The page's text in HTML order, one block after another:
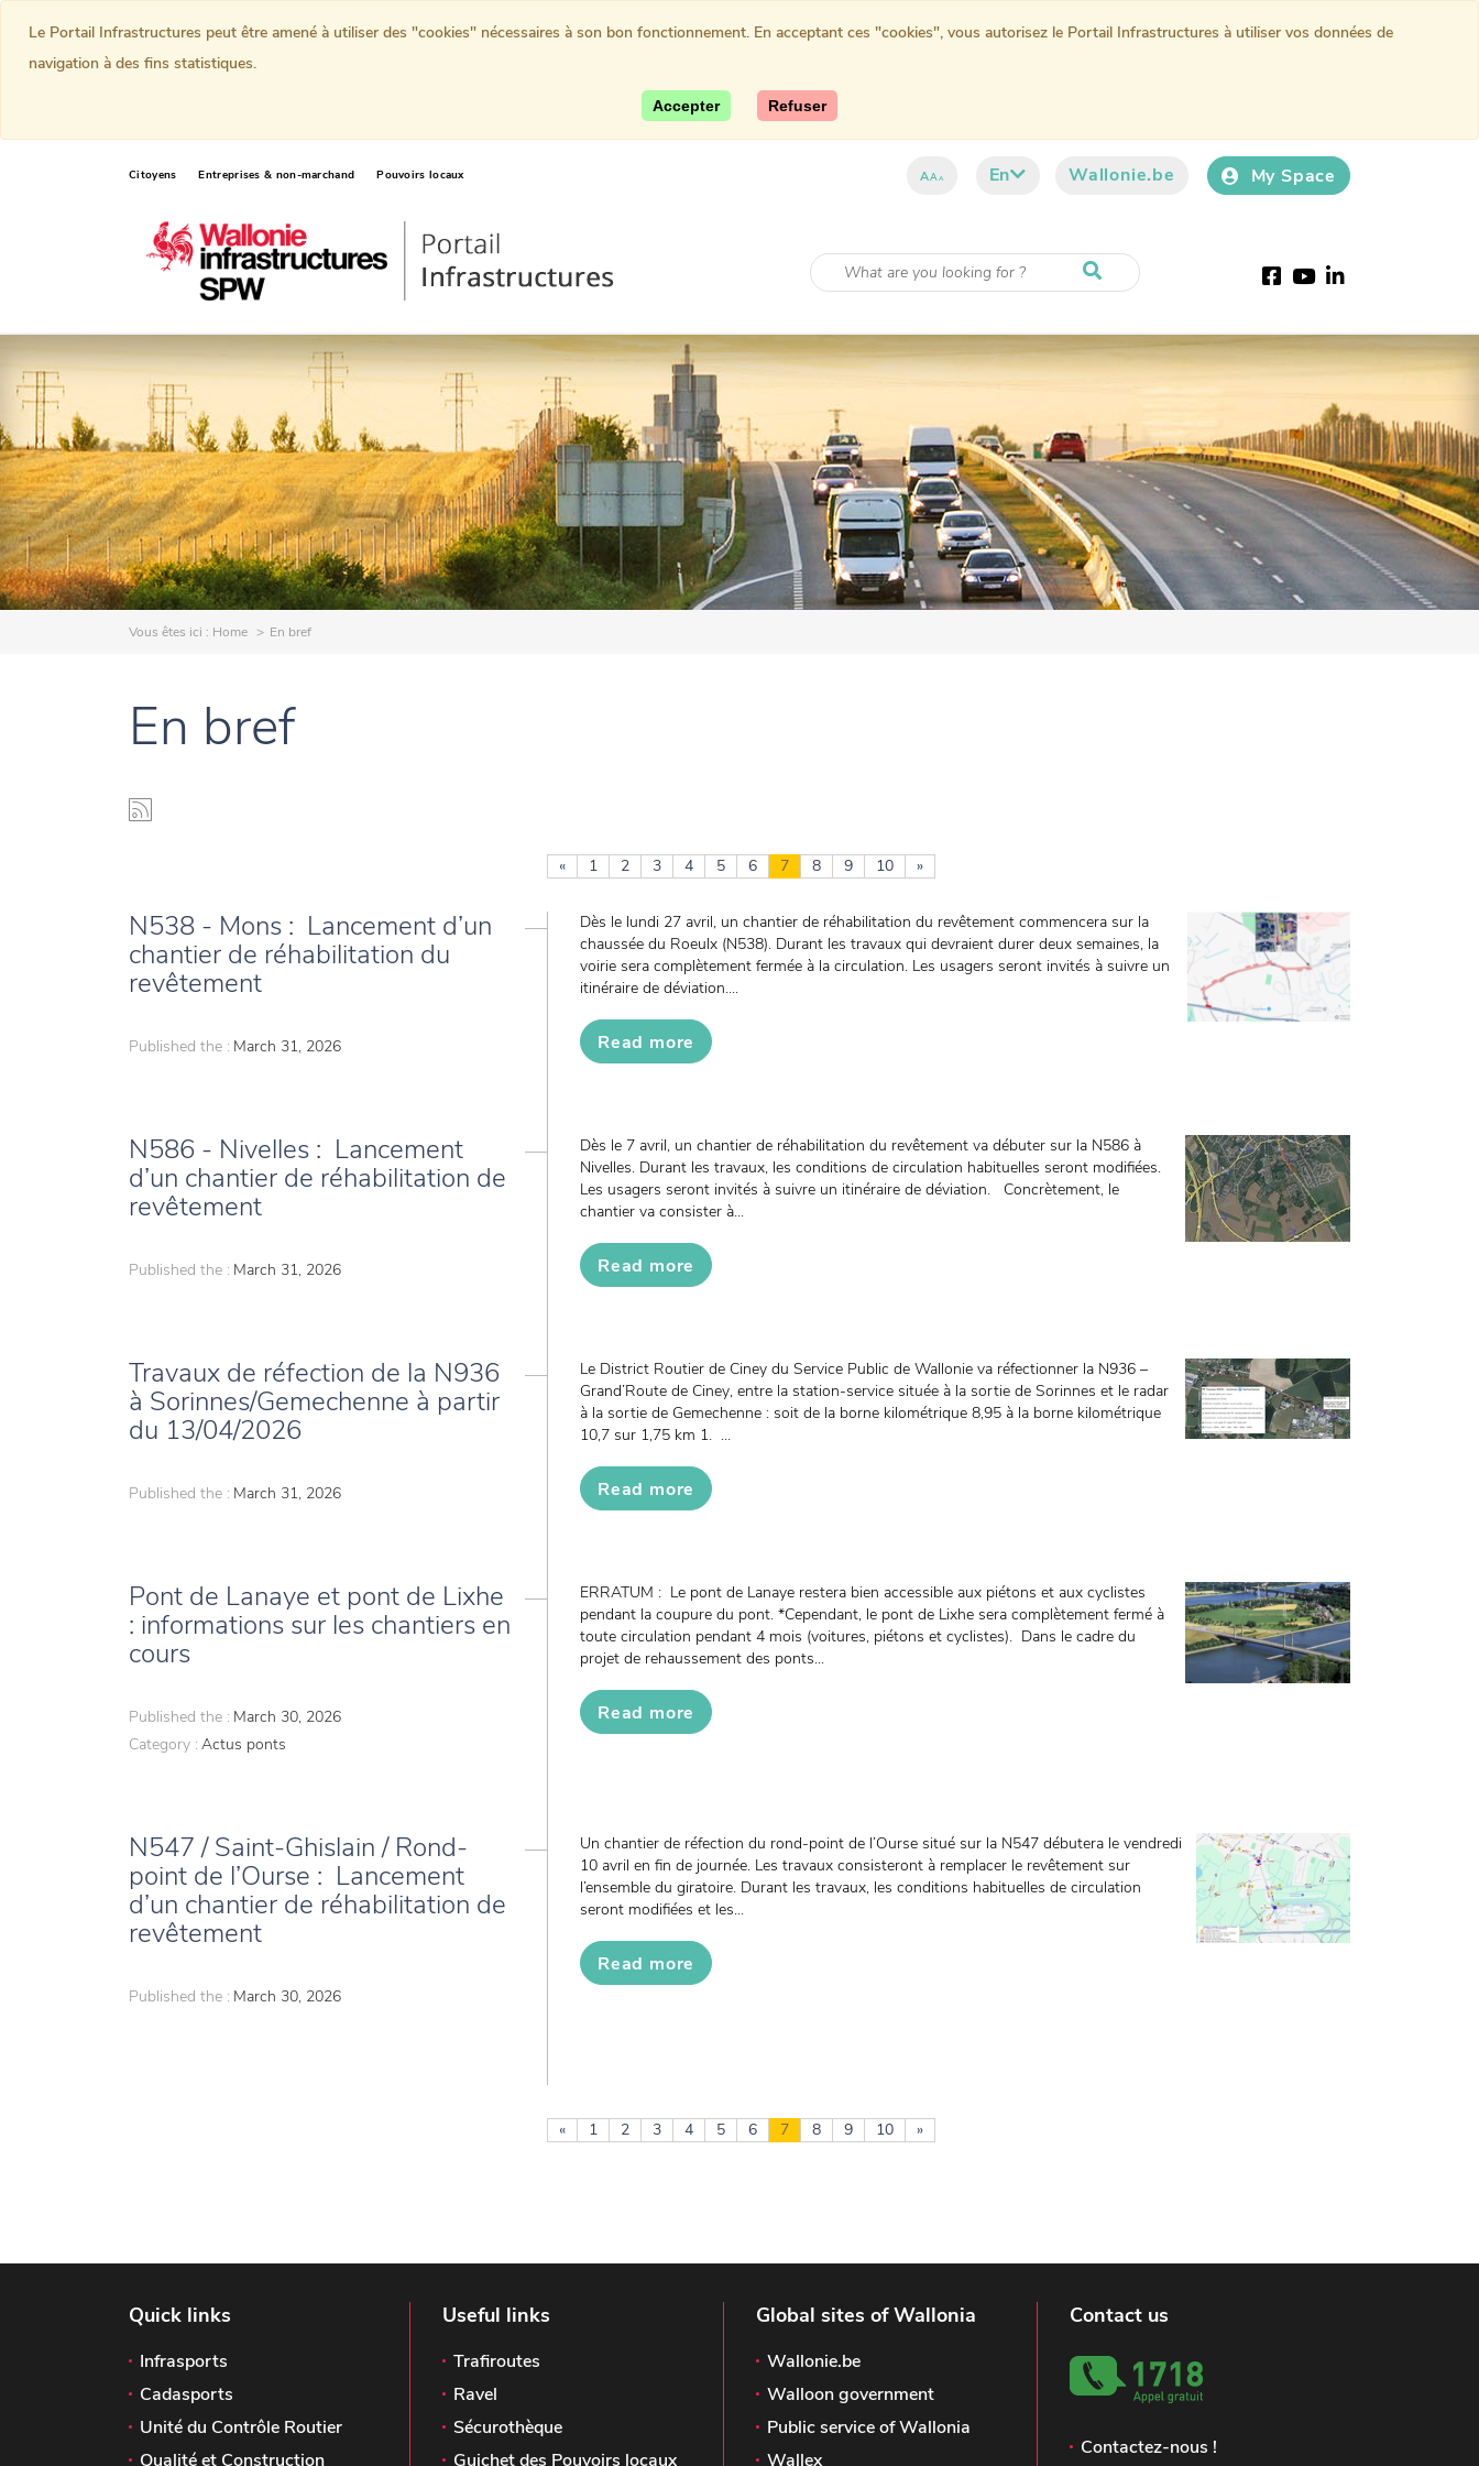
Citoyens Entreprises & non-marchand Pouvoirs locaux AAA En Wallonie.be My Space
Facebook
YoutubeLinkedIn
Vous êtes ici : Home En bref
En bref
« 1 2 3 4 5 6 7 8 9 10 »
N538 - Mons : Lancement d’un
chantier de réhabilitation du
revêtement
Published the : March 31, 2026
Dès le lundi 27 avril, un chantier de réhabilitation du revêtement commencera sur la
chaussée du Roeulx (N538). Durant les travaux qui devraient durer deux semaines, la
voirie sera complètement fermée à la circulation. Les usagers seront invités à suivre un
itinéraire de déviation....
Read more
N586 - Nivelles : Lancement
d’un chantier de réhabilitation de
revêtement
Published the : March 31, 2026
Dès le 7 avril, un chantier de réhabilitation du revêtement va débuter sur la N586 à
Nivelles. Durant les travaux, les conditions de circulation habituelles seront modifiées.
Les usagers seront invités à suivre un itinéraire de déviation. Concrètement, le
chantier va consister à...
Read more
Travaux de réfection de la N936
à Sorinnes/Gemechenne à partir
du 13/04/2026
Published the : March 31, 2026
Le District Routier de Ciney du Service Public de Wallonie va réfectionner la N936 –
Grand’Route de Ciney, entre la station-service située à la sortie de Sorinnes et le radar
à la sortie de Gemechenne : soit de la borne kilométrique 8,95 à la borne kilométrique
10,7 sur 1,75 km 1. ...
Read more
Pont de Lanaye et pont de Lixhe
: informations sur les chantiers en
cours
Published the : March 30, 2026
Category : Actus ponts
ERRATUM : Le pont de Lanaye restera bien accessible aux piétons et aux cyclistes
pendant la coupure du pont. *Cependant, le pont de Lixhe sera complètement fermé à
toute circulation pendant 4 mois (voitures, piétons et cyclistes). Dans le cadre du
projet de rehaussement des ponts...
Read more
N547 / Saint-Ghislain / Rond-
point de l’Ourse : Lancement
d’un chantier de réhabilitation de
revêtement
Published the : March 30, 2026
Un chantier de réfection du rond-point de l’Ourse situé sur la N547 débutera le vendredi
10 avril en fin de journée. Les travaux consisteront à remplacer le revêtement sur
l’ensemble du giratoire. Durant les travaux, les conditions habituelles de circulation
seront modifiées et les...
Read more
« 1 2 3 4 5 6 7 8 9 10 »
Quick links
Infrasports
Cadasports
Unité du Contrôle Routier
Qualité et Construction
Useful links
Trafiroutes
Ravel
Sécurothèque
Guichet des Pouvoirs locaux
Global sites of Wallonia
Wallonie.be
Walloon government
Public service of Wallonia
Wallex
Contact us
Contactez-nous !
Le Portail Infrastructures peut être amené à utiliser des "cookies" nécessaires à son bon fonctionnement. En acceptant ces "cookies", vous autorisez le Portail Infrastructures à utiliser vos données de
navigation à des fins statistiques.
Accepter Refuser